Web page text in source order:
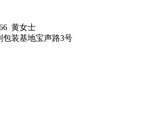
黄女士
装基地宝声路3号